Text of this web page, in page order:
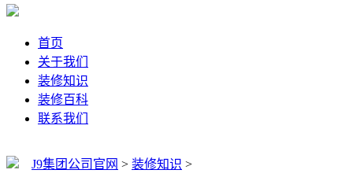
首页
关于我们
装修知识
装修百科
联系我们
J9集团公司官网 > 装修知识 >